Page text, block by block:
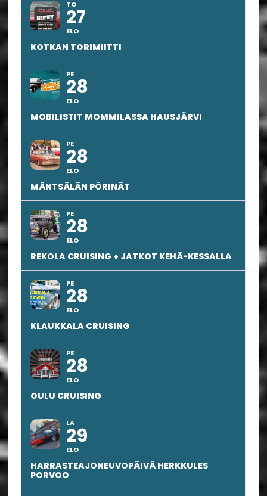
TO
27
ELO
KOTKAN TORIMIITTI
PE
28
ELO
MOBILISTIT MOMMILASSA HAUSJÄRVI
PE
28
ELO
MÄNTSÄLÄN PÖRINÄT
PE
28
ELO
REKOLA CRUISING + JATKOT KEHÄ-KESSALLA
PE
28
ELO
KLAUKKALA CRUISING
PE
28
ELO
OULU CRUISING
LA
29
ELO
HARRASTEAJONEUVOPÄIVÄ HERKKULES
PORVOO